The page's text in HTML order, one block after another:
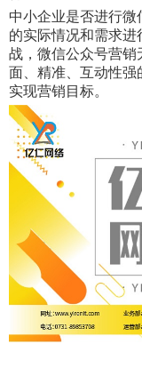
中小企业是否进行
的实际情况和需求
战，微信公众号营销
面、精准、互动性强
实现营销目标。